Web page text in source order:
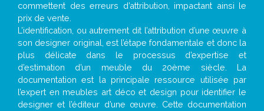
commettent des erreurs d’attribution, impactant ainsi le
prix de vente.
L’identification, ou autrement dit l’attribution d’une œuvre à
son designer original, est l’étape fondamentale et donc la
plus délicate dans le processus d’expertise et
d’estimation d’un meuble du 20ème siècle. La
documentation est la principale ressource utilisée par
l’expert en meubles art déco et design pour identifier le
designer et l’éditeur d’une œuvre. Cette documentation